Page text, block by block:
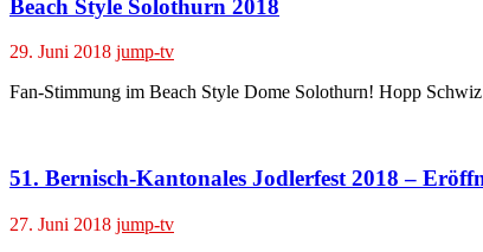
Beach Style Solothurn 2018
29. Juni 2018 jump-tv
Fan-Stimmung im Beach Style Dome Solothurn! Hopp
51. Bernisch-Kantonales Jodlerfest 2018 –
27. Juni 2018 jump-tv